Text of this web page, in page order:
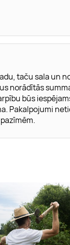
taču sala un
norādītās
būs
Pakalpojumi